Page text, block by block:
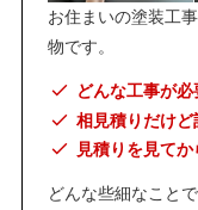
お住まいの塗装工
物です。
どんな工事が
相見積りだけ
見積りを見て
どんな些細なこと